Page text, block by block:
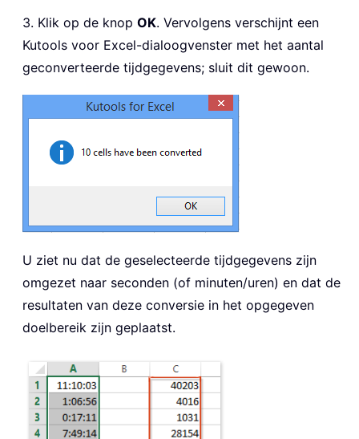
3. Klik op de knop OK. Vervolgens verschijnt een
Kutools voor Excel-dialoogvenster met het aantal
geconverteerde tijdgegevens; sluit dit gewoon.
U ziet nu dat de geselecteerde tijdgegevens zijn
omgezet naar seconden (of minuten/uren) en dat de
resultaten van deze conversie in het opgegeven
doelbereik zijn geplaatst.